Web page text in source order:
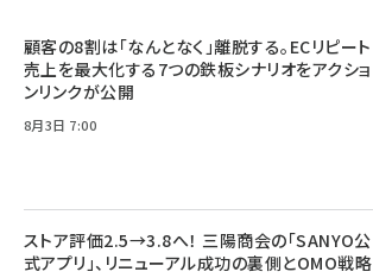
顧客の8割は「なんとなく」離脱する。ECリピート
売上を最大化する7つの鉄板シナリオをアクショ
ンリンクが公開
8月3日 7:00
ストア評価2.5→3.8へ！ 三陽商会の「SANYO公
式アプリ」、リニューアル成功の裏側とOMO戦略